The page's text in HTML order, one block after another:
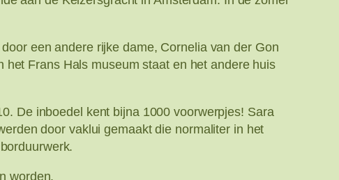
een andere rijke dame, Cornelia van der Gon
Frans Hals museum staat en het andere huis
De inboedel kent bijna 1000 voorwerpjes! Sara
door vaklui gemaakt die normaliter in het
worden.